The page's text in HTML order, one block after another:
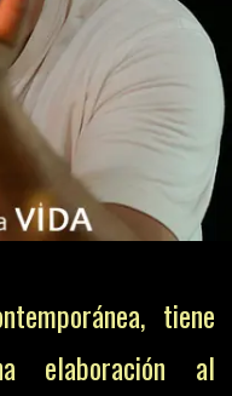
tiene
elaboración al